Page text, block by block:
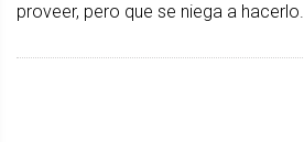
proveer, pero que se niega a hacerlo.